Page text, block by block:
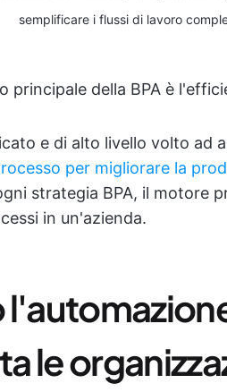
semplificare i flussi di lavoro
della BPA è
e di alto livello volto ad
per migliorare la
strategia BPA, il motore
in un'azienda.
le